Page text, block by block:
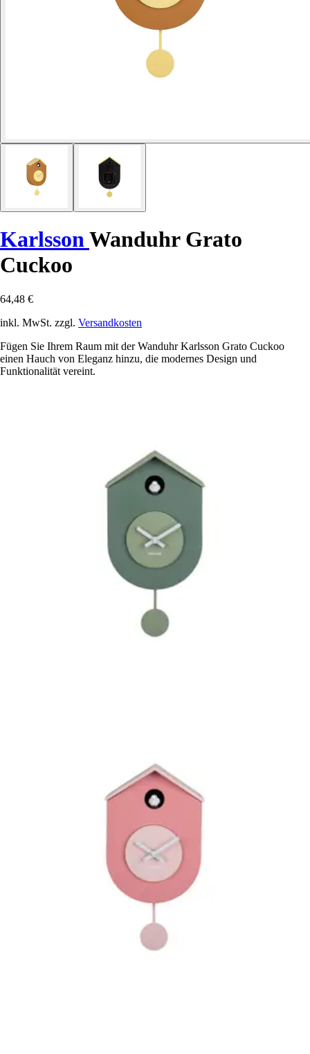
KarlssonWanduhr Grato
Cuckoo
64,48 €
inkl. MwSt. zzgl. Versandkosten
Fügen Sie Ihrem Raum mit der Wanduhr Karlsson Grato Cuckoo
einen Hauch von Eleganz hinzu, die modernes Design und
Funktionalität vereint.